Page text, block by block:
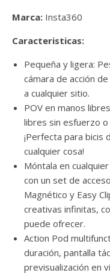
Marca: Insta360
Caracteristicas:
Pequeña y ligera:
cámara de acción
a cualquier sitio.
POV en manos
libres sin esfuerzo
¡Perfecta para bicis
cualquier cosa!
Móntala en
con un set de
Magnético y Easy
creativas infinitas,
puede ofrecer.
Action Pod
duración, pantalla
previsualización en